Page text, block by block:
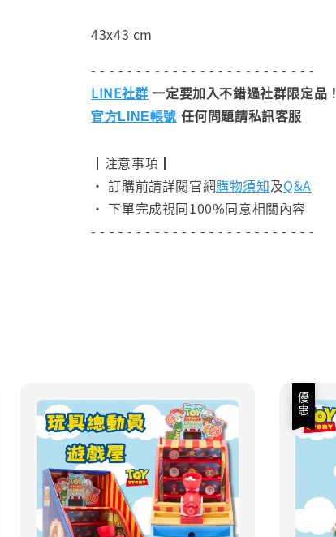
43x43 cm
- - - - - - - - - - - - - - - - - - - - - - - - -
LINE社群 一定要加入不錯過社群限定品！
官方LINE帳號 任何問題請私訊客服
┃注意事項┃
• 訂購前請詳閱官網購物須知及Q&A
• 下單完成視同100%同意相關內容
- - - - - - - - - - - - - - - - - - - - - - - - -
優惠